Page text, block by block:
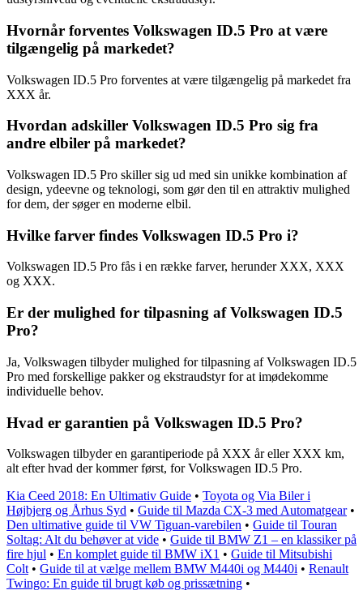
Hvornår forventes Volkswagen ID.5 Pro at være
tilgængelig på markedet?
Volkswagen ID.5 Pro forventes at være tilgængelig på markedet fra
XXX år.
Hvordan adskiller Volkswagen ID.5 Pro sig fra
andre elbiler på markedet?
Volkswagen ID.5 Pro skiller sig ud med sin unikke kombination af
design, ydeevne og teknologi, som gør den til en attraktiv mulighed
for dem, der søger en moderne elbil.
Hvilke farver findes Volkswagen ID.5 Pro i?
Volkswagen ID.5 Pro fås i en række farver, herunder XXX, XXX
og XXX.
Er der mulighed for tilpasning af Volkswagen ID.5
Pro?
Ja, Volkswagen tilbyder mulighed for tilpasning af Volkswagen ID.5
Pro med forskellige pakker og ekstraudstyr for at imødekomme
individuelle behov.
Hvad er garantien på Volkswagen ID.5 Pro?
Volkswagen tilbyder en garantiperiode på XXX år eller XXX km,
alt efter hvad der kommer først, for Volkswagen ID.5 Pro.
Kia Ceed 2018: En Ultimativ Guide • Toyota og Via Biler i
Højbjerg og Århus Syd • Guide til Mazda CX-3 med Automatgear•
Den ultimative guide til VW Tiguan-varebilen • Guide til Touran
Soltag: Alt du behøver at vide • Guide til BMW Z1 – en klassiker på
fire hjul • En komplet guide til BMW iX1 • Guide til Mitsubishi
Colt • Guide til at vælge mellem BMW M440i og M440i • Renault
Twingo: En guide til brugt køb og prissætning •